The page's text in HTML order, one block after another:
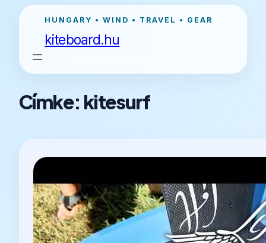
Ugrás
tartalomhoz
HUNGARY • WIND • TRAVEL • GEAR
kiteboard.hu
Címke: kitesurf